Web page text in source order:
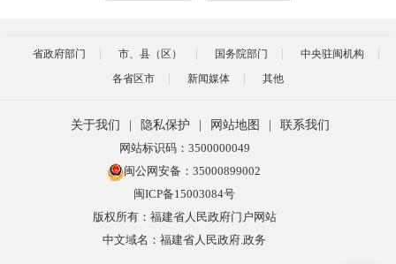
省政府部门 市、县（区） 国务院部门
中央驻闽机构
各省区市
新闻媒体 其他
关于我们 隐私保护 网站地图
联系我们
网站标识码：3500000049
闽公网安备：35000899002
闽ICP备15003084号
版权所有：福建省人民政府门户网站
中文域名：福建省人民政府.政务